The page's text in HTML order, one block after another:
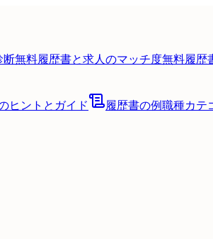
断無料履歴書と求人のマッチ度無料履歴
ヒントとガイド 履歴書の例職種カテ